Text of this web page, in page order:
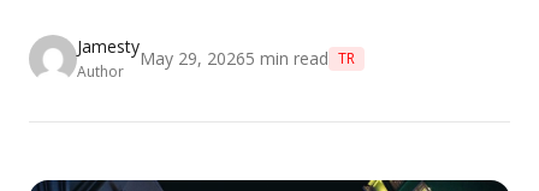
Jamesty
Author
May 29, 20265 min read TR